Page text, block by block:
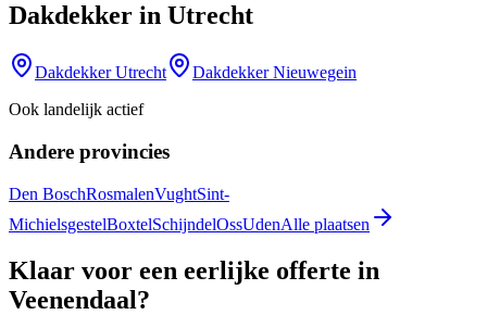
Dakdekker in Utrecht
DakdekkerUtrecht DakdekkerNieuwegein
Ook landelijk actief
Andere provincies
Den BoschRosmalenVughtSint-
MichielsgestelBoxtelSchijndelOssUdenAlle plaatsen
Klaar voor een eerlijke offerte in
Veenendaal?